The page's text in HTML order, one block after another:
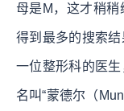
母是M，这才稍
得到最多的搜索
一位整形科的医
名叫“蒙德尔（